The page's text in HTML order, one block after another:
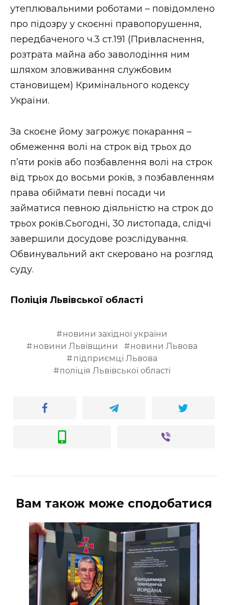
утеплювальними роботами – повідомлено
про підозру у скоєнні правопорушення,
передбаченого ч.3 ст.191 (Привласнення,
розтрата майна або заволодіння ним
шляхом зловживання службовим
становищем) Кримінального кодексу
України.
За скоєне йому загрожує покарання –
обмеження волі на строк від трьох до
п’яти років або позбавлення волі на строк
від трьох до восьми років, з позбавленням
права обіймати певні посади чи
займатися певною діяльністю на строк до
трьох років.Сьогодні, 30 листопада, слідчі
завершили досудове розслідування.
Обвинувальний акт скеровано на розгляд
суду.
Поліція Львівської області
новини західної україни
новини Львівщини
новини Львова
підприємці Львова
поліція Львівської області
Вам також може сподобатися